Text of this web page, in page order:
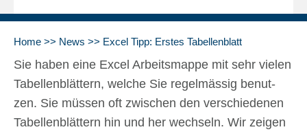
Home News Excel Tipp: Erstes Tabel­len­blatt
Sie haben eine Excel Arbeits­map­pe mit sehr vie­len
Tabel­len­blät­tern, wel­che Sie regel­mäs­sig benut­
zen. Sie müs­sen oft zwi­schen den ver­schie­de­nen
Tabel­len­blät­tern hin und her wech­seln. Wir zei­gen